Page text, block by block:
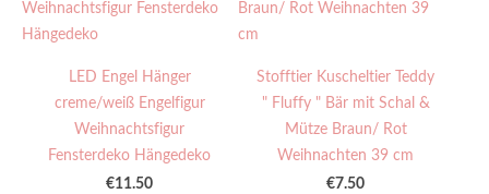
LED Engel Hänger
creme/weiß Engelfigur
Weihnachtsfigur
Fensterdeko Hängedeko
€11.50
Stofftier Kuscheltier Teddy
" Fluffy " Bär mit Schal &
Mütze Braun/ Rot
Weihnachten 39 cm
€7.50